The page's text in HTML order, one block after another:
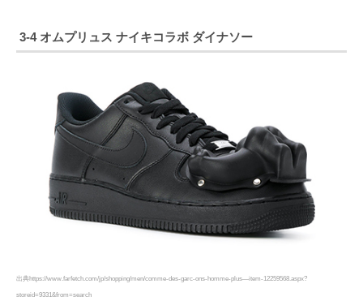
3-4 オムプリュス ナイキコラボ ダイナソー
出典https://www.farfetch.com/jp/shopping/men/comme-des-garc-ons-homme-plus—item-12259568.aspx?
storeid=9331&from=search